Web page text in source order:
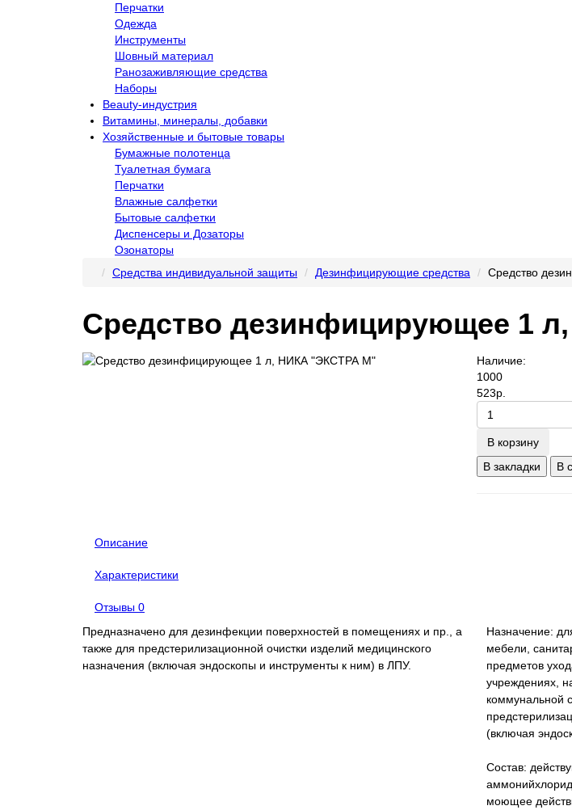
Перчатки
Одежда
Инструменты
Шовный материал
Ранозаживляющие средства
Наборы
Beauty-индустрия
Витамины, минералы, добавки
Хозяйственные и бытовые товары
Бумажные полотенца
Туалетная бумага
Перчатки
Влажные салфетки
Бытовые салфетки
Диспенсеры и Дозаторы
Озонаторы
Средства индивидуальной защиты
Дезинфицирующие средства Средство
Средство дезинфицирующее 1
Наличие:
1000
523р.
В корзину
В закладки
В
Описание
Характеристики
Отзывы 0
Предназначено для дезинфекции поверхностей в помещениях и пр., а
также для предстерилизационной очистки изделий медицинского
назначения (включая эндоскопы и инструменты к ним) в ЛПУ.
Назначение:
мебели,
предметов
учреждениях,
коммунальной
(включая
Состав:
моющее